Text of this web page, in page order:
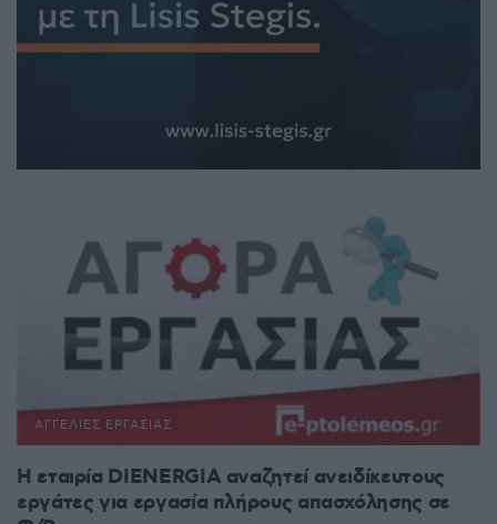
ΑΓΓΕΛΊΕΣ ΕΡΓΑΣΊΑΣ
Η εταιρία DIENERGIA αναζητεί ανειδίκευτους
εργάτες για εργασία πλήρους απασχόλησης σε